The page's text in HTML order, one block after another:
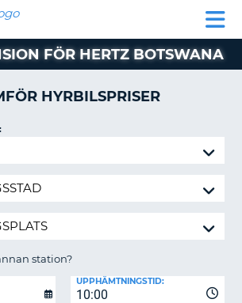
PARTNER
FÖR HERTZ BOTSWANA
HYRBILSPRISER
station?
10:00
UPPHÄMTNINGSTID: